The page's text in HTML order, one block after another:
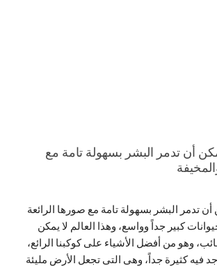
أن تدمر البشر بسهولة تامة مع
أن تدمر البشر بسهولة تامة مع صورها الرائعة
كبير جداً وواسع، وهذا العالم لا يمكن
وهو من أفضل الأشياء على كوكبنا الرائع،
فيه كثيرة جداً، وهى التى تجعل الأرض مليئة